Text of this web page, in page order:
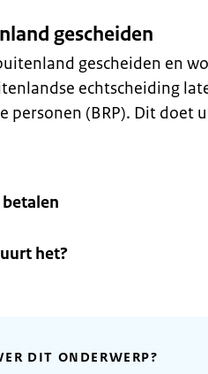
gescheiden
gescheiden en
echtscheiding
personen (BRP). Dit doet
het?
DIT ONDERWERP?